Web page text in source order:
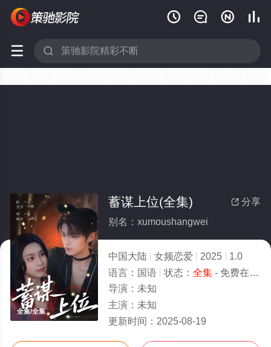
   
 
全集/全集
 分享
蓄谋上位(全集)
别名：xumoushangwei
中国大陆 女频恋爱 2025
1.0
语言： 国语 状态： 全集- 免费在线观看
导演： 未知
主演： 未知
更新时间： 2025-08-19